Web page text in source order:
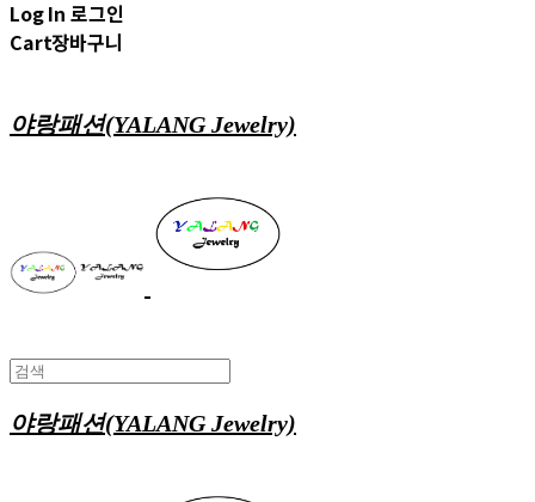
Log In 로그인
Cart장바구니
야랑패션(YALANG Jewelry)
야랑패션(YALANG Jewelry)